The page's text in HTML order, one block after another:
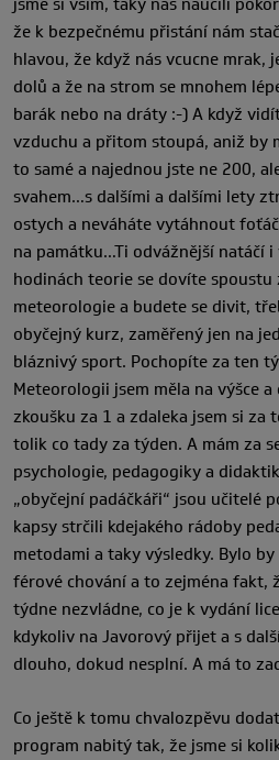
že k bezpečnému přistání nám
hlavou, že když nás vcucne mrak,
dolů a že na strom se mnohem
barák nebo na dráty :-) A když
vzduchu a přitom stoupá, aniž by
to samé a najednou jste ne 200,
svahem…s dalšími a dalšími lety
ostych a neváháte vytáhnout
na památku…Ti odvážnější natáčí
hodinách teorie se dovíte spoustu
meteorologie a budete se divit,
obyčejný kurz, zaměřený jen na
bláznivý sport. Pochopíte za ten
Meteorologii jsem měla na výšce
zkoušku za 1 a zdaleka jsem si za
tolik co tady za týden. A mám za
psychologie, pedagogiky a
„obyčejní padáčkáři“ jsou učitelé
kapsy strčili kdejakého rádoby
metodami a taky výsledky. Bylo
férové chování a to zejména fakt,
týdne nezvládne, co je k vydání
kdykoliv na Javorový přijet a s
dlouho, dokud nesplní. A má to
Co ještě k tomu chvalozpěvu
program nabitý tak, že jsme si